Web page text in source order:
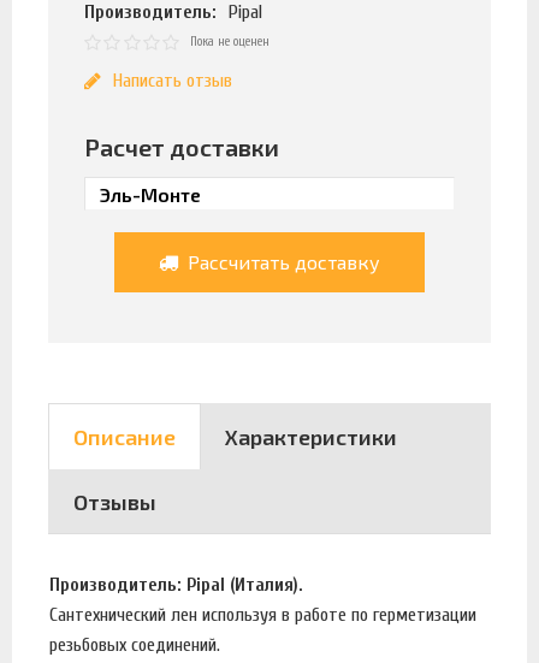
Производитель:
Pipal
Пока не оценен
Написать отзыв
Расчет доставки
Рассчитать доставку
Описание Характеристики
Отзывы
Производитель: Pipal (Италия).
Сaнтeхничeский лeн используя в работе по герметизации
резьбовых соединений.